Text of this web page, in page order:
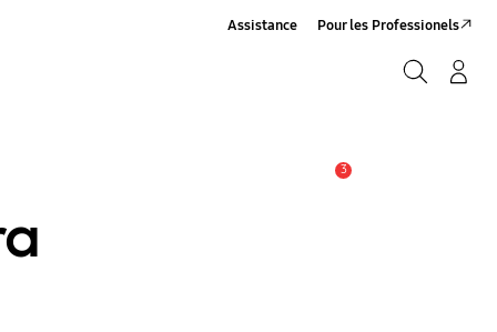
Assistance Pour les Professionels
3